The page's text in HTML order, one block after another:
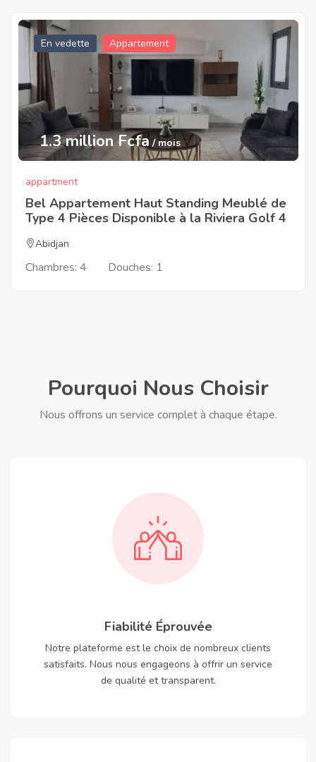
En vedette Appartement
1.3 million Fcfa / mois
appartment
Bel Appartement Haut Standing Meublé de
Type 4 Pièces Disponible à la Riviera Golf 4
Abidjan
Chambres: 4 Douches: 1
Pourquoi Nous Choisir
Nous offrons un service complet à chaque étape.
Fiabilité Éprouvée
Notre plateforme est le choix de nombreux clients
satisfaits. Nous nous engageons à offrir un service
de qualité et transparent.